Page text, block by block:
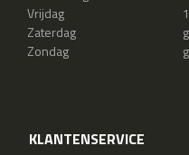
Vrijdag
Zaterdag
Zondag
KLANTENSERVICE